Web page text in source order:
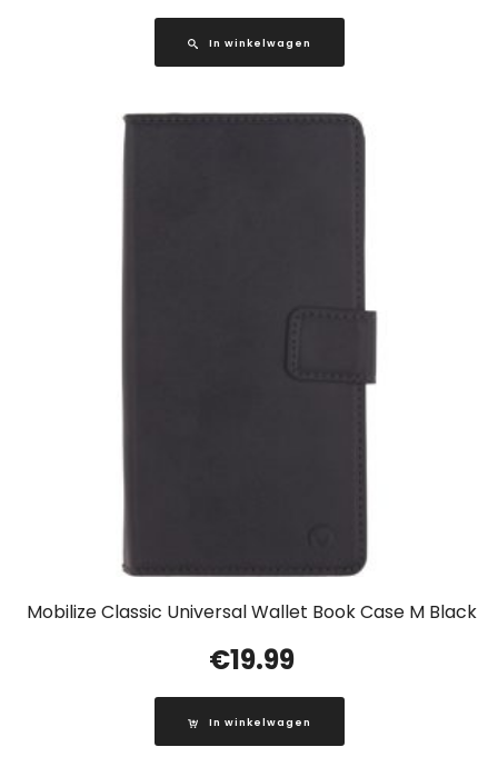
In winkelwagen
Mobilize Classic Universal Wallet Book Case M Black
€19.99
In winkelwagen